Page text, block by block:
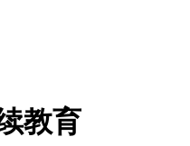
教育